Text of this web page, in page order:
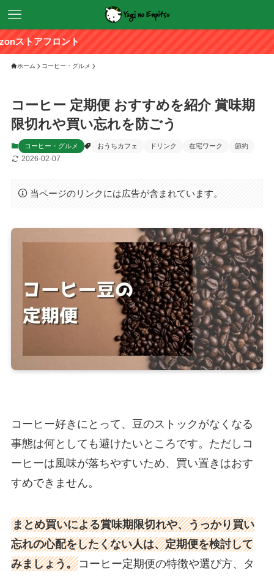
ト
ホーム コーヒー・グルメ
コーヒー 定期便 おすすめを紹介 賞味期
限切れや買い忘れを防ごう
コーヒー・グルメ おうちカフェ ドリンク 在宅ワーク 節約
2026-02-07
当ページのリンクには広告が含まれています。
コーヒー好きにとって、豆のストックがなくなる
事態は何としても避けたいところです。ただしコ
ーヒーは風味が落ちやすいため、買い置きはおす
すめできません。
まとめ買いによる賞味期限切れや、うっかり買い
忘れの心配をしたくない人は、定期便を検討して
みましょう。コーヒー定期便の特徴や選び方、タ